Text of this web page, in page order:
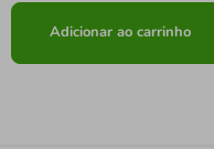
Adicionar ao carrinho